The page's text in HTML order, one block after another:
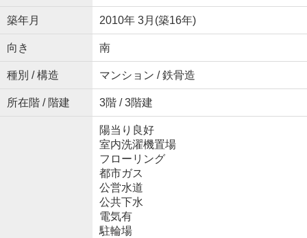
築年月 2010年 3月(築16年)
向き 南
種別 / 構造 マンション / 鉄骨造
所在階 / 階建 3階 / 3階建
陽当り良好
室内洗濯機置場
フローリング
都市ガス
公営水道
公共下水
電気有
駐輪場